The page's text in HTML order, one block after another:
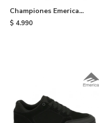
Championes Emerica
Gamma x Shake Junt -
$ 4.990